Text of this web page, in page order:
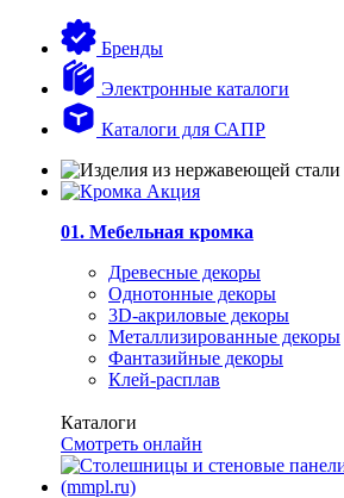
Бренды
Электронные каталоги
Каталоги для САПР
01. Мебельная кромка
Древесные декоры
Однотонные декоры
3D-акриловые декоры
Металлизированные декоры
Фантазийные декоры
Клей-расплав
Каталоги
Смотреть онлайн